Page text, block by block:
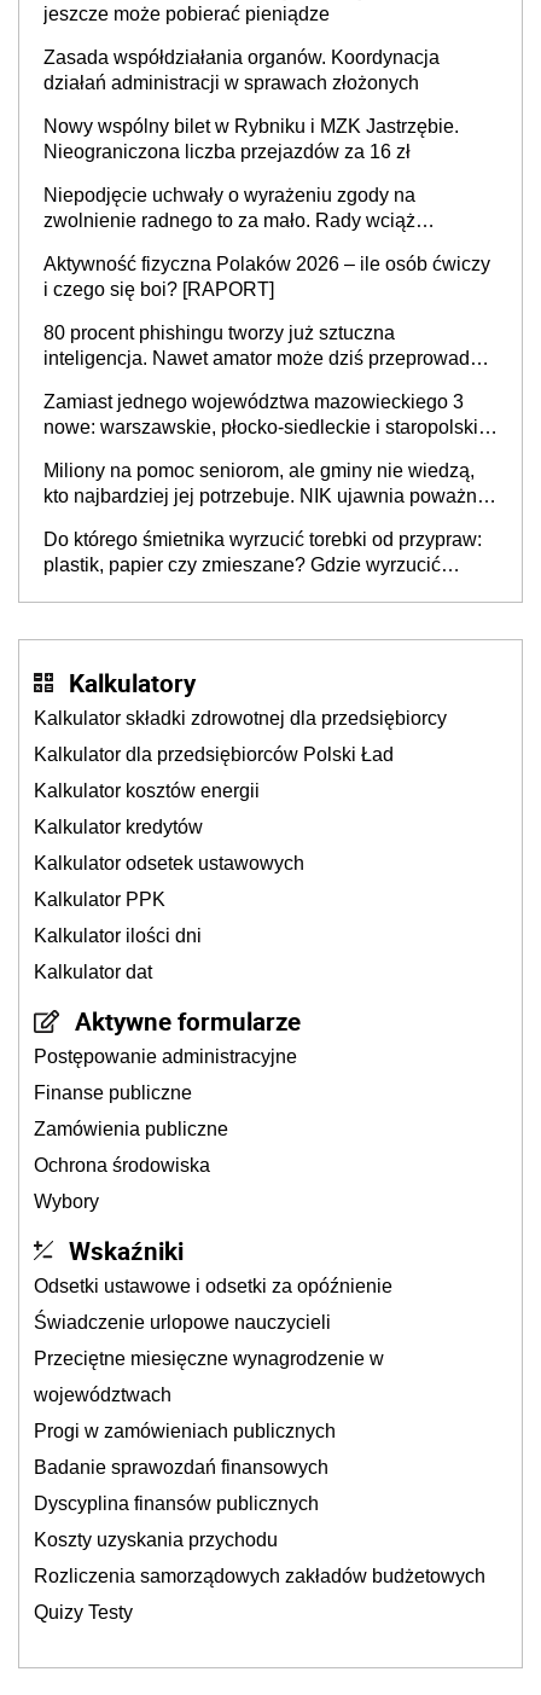
jeszcze może pobierać pieniądze
Zasada współdziałania organów. Koordynacja
działań administracji w sprawach złożonych
Nowy wspólny bilet w Rybniku i MZK Jastrzębie.
Nieograniczona liczba przejazdów za 16 zł
Niepodjęcie uchwały o wyrażeniu zgody na
zwolnienie radnego to za mało. Rady wciąż
sprawy
Aktywność fizyczna Polaków 2026 – ile osób ćwiczy
i czego się boi? [RAPORT]
80 procent phishingu tworzy już sztuczna
inteligencja. Nawet amator może dziś przeprowadzić
Zamiast jednego województwa mazowieckiego 3
nowe: warszawskie, płocko-siedleckie i staropolskie.
stołecznych
Miliony na pomoc seniorom, ale gminy nie wiedzą,
kto najbardziej jej potrzebuje. NIK ujawnia poważną
Do którego śmietnika wyrzucić torebki od przypraw:
plastik, papier czy zmieszane? Gdzie wyrzucić
Kalkulatory
Kalkulator składki zdrowotnej dla przedsiębiorcy
Kalkulator dla przedsiębiorców Polski Ład
Kalkulator kosztów energii
Kalkulator kredytów
Kalkulator odsetek ustawowych
Kalkulator PPK
Kalkulator ilości dni
Kalkulator dat
Aktywne formularze
Postępowanie administracyjne
Finanse publiczne
Zamówienia publiczne
Ochrona środowiska
Wybory
Wskaźniki
Odsetki ustawowe i odsetki za opóźnienie
Świadczenie urlopowe nauczycieli
Przeciętne miesięczne wynagrodzenie w
województwach
Progi w zamówieniach publicznych
Badanie sprawozdań finansowych
Dyscyplina finansów publicznych
Koszty uzyskania przychodu
Rozliczenia samorządowych zakładów budżetowych
Quizy Testy